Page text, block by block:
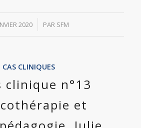
2020
/ PAR SFM
CAS CLINIQUES
clinique n°13
et